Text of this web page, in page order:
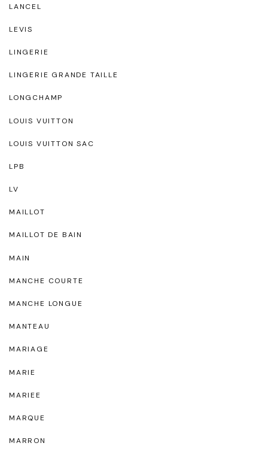
LANCEL
LEVIS
LINGERIE
LINGERIE GRANDE TAILLE
LONGCHAMP
LOUIS VUITTON
LOUIS VUITTON SAC
LPB
LV
MAILLOT
MAILLOT DE BAIN
MAIN
MANCHE COURTE
MANCHE LONGUE
MANTEAU
MARIAGE
MARIE
MARIEE
MARQUE
MARRON